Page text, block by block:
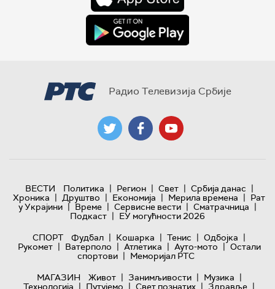
Радио Телевизија Србије
ВЕСТИ Политика | Регион | Свет | Србија данас |
Хроника | Друштво | Економија | Мерила времена | Рат
у Украјини | Време | Сервисне вести | Сматрачница |
Подкаст | ЕУ могућности 2026
СПОРТ
Фудбал | Кошарка | Тенис | Одбојка |
Рукомет | Ватерполо | Атлетика | Ауто-мото | Остали
спортови | Меморијал РТС
МАГАЗИН
Живот | Занимљивости | Музика |
Технологијa Путујемо Свет познатих Здравље